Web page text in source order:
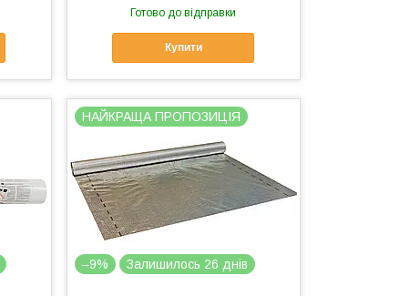
Готово до відправки
Купити
НАЙКРАЩА ПРОПОЗИЦІЯ
–9% Залишилось 26 днів